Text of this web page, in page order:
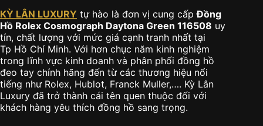
KỲ LÂN LUXURY tự hào là đơn vị cung cấpĐồng
Hồ Rolex Cosmograph Daytona Green 116508 uy
tín, chất lượng với mức giá cạnh tranh nhất tại
Tp Hồ Chí Minh. Với hơn chục năm kinh nghiệm
trong lĩnh vực kinh doanh và phân phối đồng hồ
đeo tay chính hãng đến từ các thương hiệu nổi
tiếng như Rolex, Hublot, Franck Muller,…. Kỳ Lân
Luxury đã trở thành cái tên quen thuộc đối với
khách hàng yêu thích đồng hồ sang trọng.